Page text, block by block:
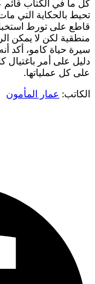
كل ما في الكتاب قائم
تحيط بالحكاية التي
قاطع على تورط
منطقية لكن لا يمكن
سيرة حياة كامو، أكد
على كل عملياتها.
الكاتب: عمار المأمون